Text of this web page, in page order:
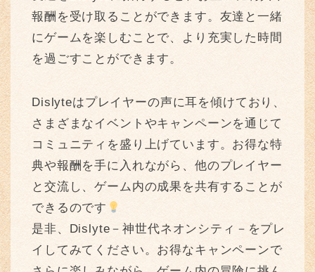
報酬を受け取ることができます。友達と一緒
にゲームを楽しむことで、より充実した時間
を過ごすことができます。
Dislyteはプレイヤーの声に耳を傾けており、
さまざまなイベントやキャンペーンを通じて
コミュニティを盛り上げています。お得な特
典や報酬を手に入れながら、他のプレイヤー
と交流し、ゲーム内の成果を共有することが
できるのです
是非、Dislyte－神世代ネオンシティ－をプレ
イしてみてください。お得なキャンペーンで